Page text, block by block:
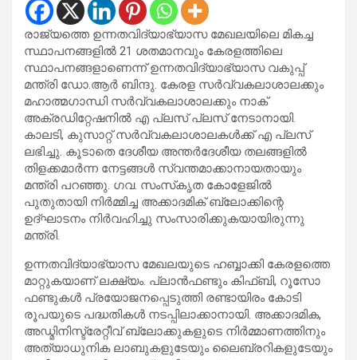
രാജ്യത്തെ ഉന്നതവിദ്യാഭ്യാസ മേഖലയിലെ മികച്ച
സ്ഥാപനങ്ങളിൽ 21 ശതമാനവും കേരളത്തിലെ
സ്ഥാപനങ്ങളാണെന്ന് ഉന്നതവിദ്യാഭ്യാസ വകുപ്പ്
മന്ത്രി ഡോ.ആർ ബിന്ദു. കേരള സർവ്വകലാശാലക്കും
മഹാത്മഗാന്ധി സർവ്വകലാശാലക്കും നാക്
അക്രഡിറ്റേഷനിൽ എ പ്ലസ് പ്ലസ് നേടാനായി.
കാലടി, കുസാറ്റ് സർവ്വകലാശാലകൾക്ക് എ പ്ലസ്
ലഭിച്ചു. കൂടാതെ ദേശീയ അന്തർദേശീയ തലങ്ങളിൽ
തിളക്കമാർന്ന നേട്ടങ്ങൾ സ്വന്തമാക്കാനായതായും
മന്ത്രി പറഞ്ഞു. ഗവ. സംസ്‌കൃത കോളേജിൽ
പുതുതായി നിർമ്മിച്ച അക്കാദമിക് ബ്ലോക്കിന്റെ
ഉദ്ഘാടനം നിർവഹിച്ചു സംസാരിക്കുകയായിരുന്നു
മന്ത്രി.
ഉന്നതവിദ്യാഭ്യാസ മേഖലയുടെ ഹബ്ബാക്കി കേരളത്തെ
മാറ്റുകയാണ് ലക്ഷ്യം. പ്ലാൻഫണ്ടും കിഫ്ബി, റൂസോ
ഫണ്ടുകൾ പ്രയോജനപ്പെടുത്തി രണ്ടായിരം കോടി
രൂപയുടെ പദ്ധതികൾ നടപ്പിലാക്കാനായി. അക്കാദമിക,
അഡ്മിനിസ്ട്രേറ്റീവ് ബ്ലോക്കുകളുടെ നിർമ്മാണത്തിനും
അത്യാധുനിക ലാബുകളുടേയും ലൈബ്രറികളുടേയും